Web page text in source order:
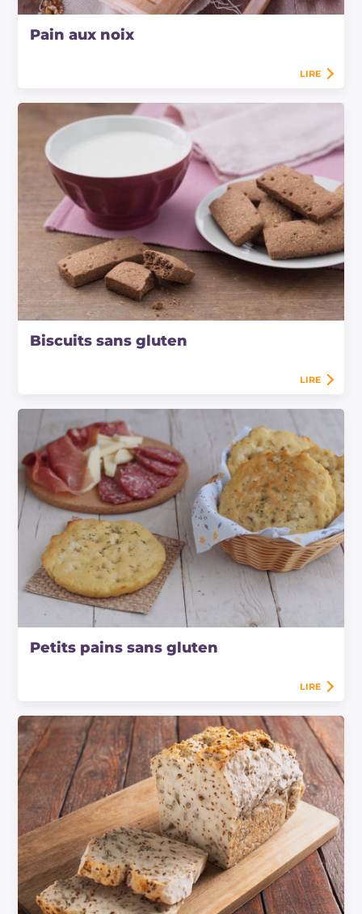
Pain aux noix
LIRE
Biscuits sans gluten
LIRE
Petits pains sans gluten
LIRE